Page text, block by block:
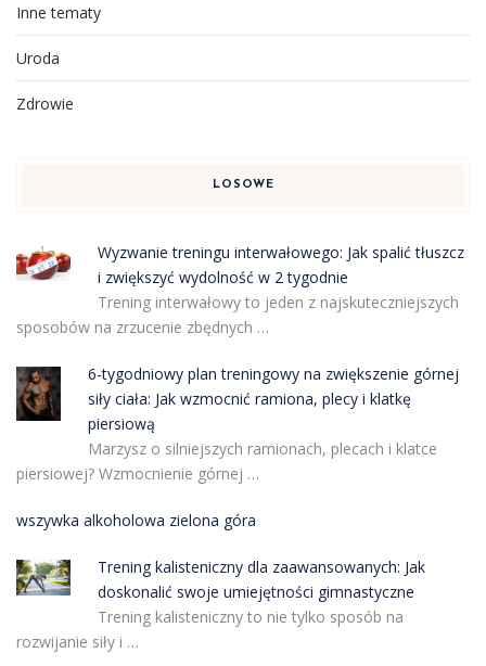
Inne tematy
Uroda
Zdrowie
LOSOWE
Wyzwanie treningu interwałowego: Jak spalić tłuszcz
i zwiększyć wydolność w 2 tygodnie
Trening interwałowy to jeden z najskuteczniejszych
sposobów na zrzucenie zbędnych …
6-tygodniowy plan treningowy na zwiększenie górnej
siły ciała: Jak wzmocnić ramiona, plecy i klatkę
piersiową
Marzysz o silniejszych ramionach, plecach i klatce
piersiowej? Wzmocnienie górnej …
wszywka alkoholowa zielona góra
Trening kalisteniczny dla zaawansowanych: Jak
doskonalić swoje umiejętności gimnastyczne
Trening kalisteniczny to nie tylko sposób na
rozwijanie siły i …